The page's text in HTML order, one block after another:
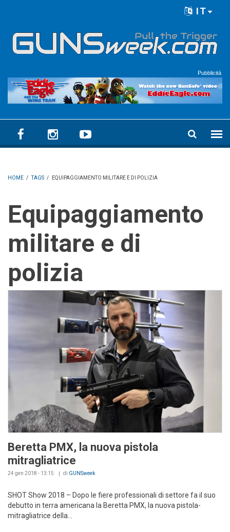
IT
Pubblicità
HOME / TAGS / EQUIPAGGIAMENTO MILITARE E DI POLIZIA
Equipaggiamento
militare e di
polizia
Beretta PMX, la nuova pistola
mitragliatrice
24 gen 2018 - 13:15 di GUNSweek
SHOT Show 2018 – Dopo le fiere professionali di settore fa il suo
debutto in terra americana la Beretta PMX, la nuova pistola-
mitragliatrice della...